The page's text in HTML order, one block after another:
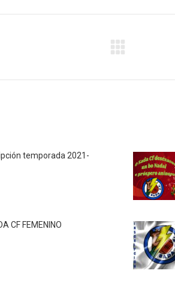
temporada 2021-
CF FEMENINO